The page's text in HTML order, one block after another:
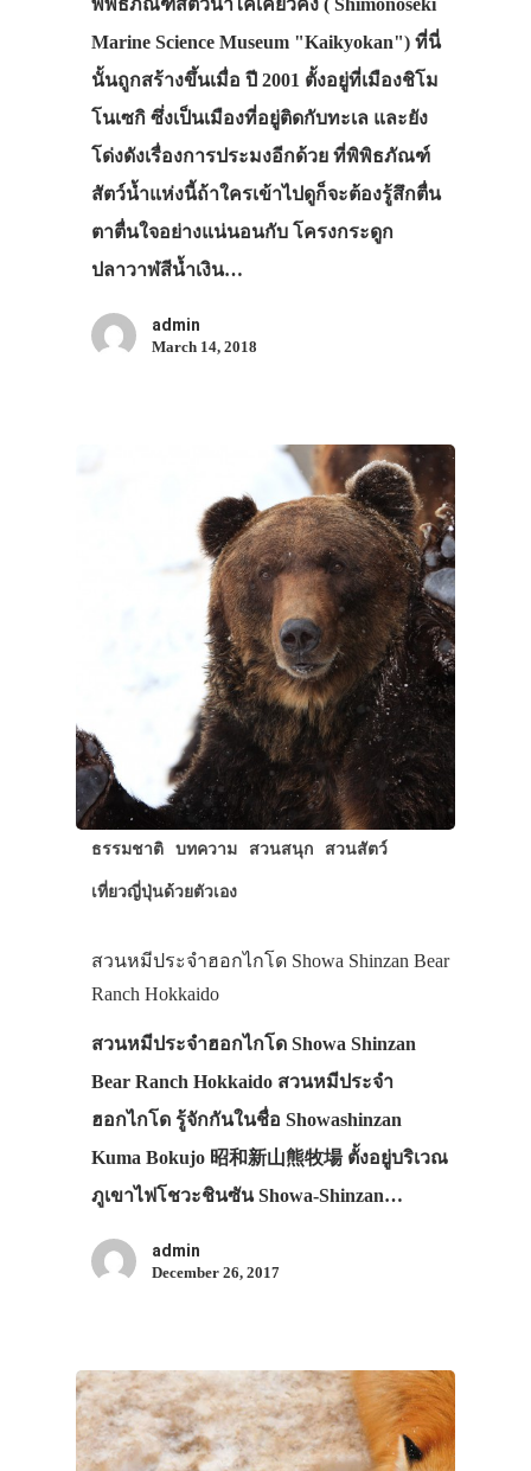
พิพิธภัณฑ์สัตว์น้ำไคเคียวคัง ( Shimonoseki
Marine Science Museum "Kaikyokan") ที่นี่
นั้นถูกสร้างขึ้นเมื่อ ปี 2001 ตั้งอยู่ที่เมืองชิโม
โนเซกิ ซึ่งเป็นเมืองที่อยู่ติดกับทะเล และยัง
โด่งดังเรื่องการประมงอีกด้วย ที่พิพิธภัณฑ์
สัตว์น้ำแห่งนี้ถ้าใครเข้าไปดูก็จะต้องรู้สึกตื่น
ตาตื่นใจอย่างแน่นอนกับ โครงกระดูก
ปลาวาฬสีน้ำเงิน…
admin
March 14, 2018
ธรรมชาติ บทความ สวนสนุก สวนสัตว์
เที่ยวญี่ปุ่นด้วยตัวเอง
สวนหมีประจำฮอกไกโด Showa Shinzan Bear
Ranch Hokkaido
สวนหมีประจำฮอกไกโด Showa Shinzan
Bear Ranch Hokkaido สวนหมีประจำ
ฮอกไกโด รู้จักกันในชื่อ Showashinzan
Kuma Bokujo 昭和新山熊牧場 ตั้งอยู่บริเวณ
ภูเขาไฟโชวะชินซัน Showa-Shinzan…
admin
December 26, 2017